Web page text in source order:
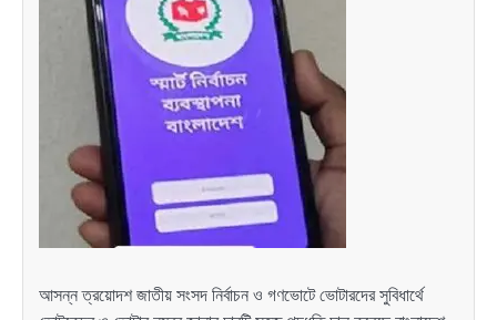
আসন্ন ত্রয়োদশ জাতীয় সংসদ নির্বাচন ও গণভোটে ভোটারদের সুবিধার্থে